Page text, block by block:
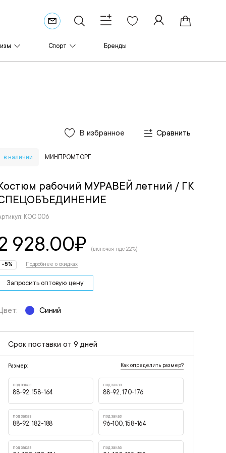
Спорт Бренды
В избранное Сравнить
в наличии МИНПРОМТОРГ
рабочий МУРАВЕЙ летний / ГК
КОС 006
928.00₽ (включая ндс 22%)
-5% Подробнее о скидках
Запросить оптовую цену
Синий
Срок поставки от 9 дней
Размер: Как определить размер?
под заказ
88-92, 158-164
под заказ
88-92, 170-176
под заказ
88-92, 182-188
под заказ
96-100, 158-164
под заказ под заказ